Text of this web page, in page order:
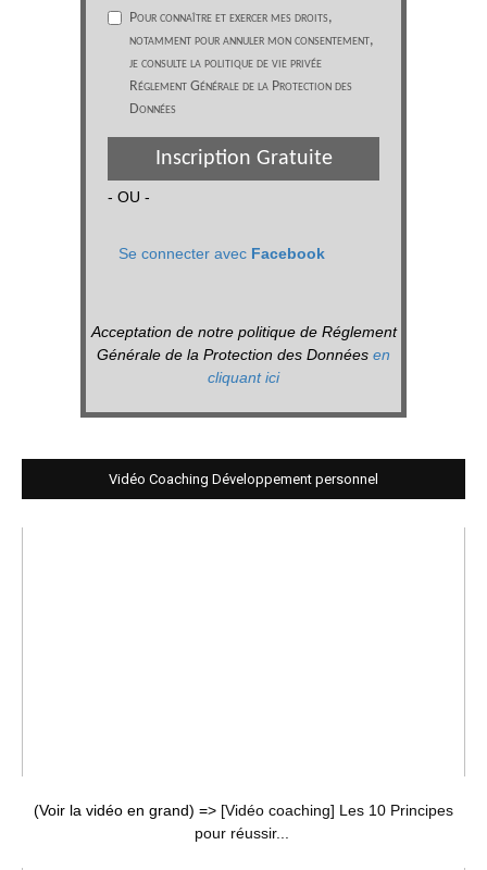
Pour connaître et exercer mes droits,
notamment pour annuler mon consentement,
je consulte la politique de vie privée
Réglement Générale de la Protection des
Données
Inscription Gratuite
- OU -
Se connecter avec Facebook
Acceptation de notre politique de Réglement
Générale de la Protection des Données en
cliquant ici
Vidéo Coaching Développement personnel
(Voir la vidéo en grand) => [Vidéo coaching] Les 10 Principes
pour réussir...